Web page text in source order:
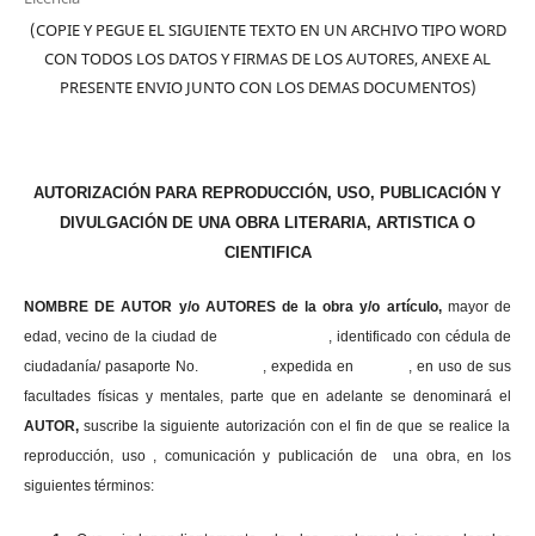
(COPIE Y PEGUE EL SIGUIENTE TEXTO EN UN ARCHIVO TIPO WORD
CON TODOS LOS DATOS Y FIRMAS DE LOS AUTORES, ANEXE AL
PRESENTE ENVIO JUNTO CON LOS DEMAS DOCUMENTOS)
AUTORIZACIÓN PARA REPRODUCCIÓN, USO, PUBLICACIÓN Y
DIVULGACIÓN DE UNA OBRA LITERARIA, ARTISTICA O
CIENTIFICA
NOMBRE DE AUTOR y/o AUTORES de la obra y/o artículo, mayor de
edad, vecino de la ciudad de , identificado con cédula de
ciudadanía/ pasaporte No. , expedida en , en uso de sus
facultades físicas y mentales, parte que en adelante se denominará el
AUTOR,suscribe la siguiente autorización con el fin de que se realice la
reproducción, uso , comunicación y publicación de una obra, en los
siguientes términos: